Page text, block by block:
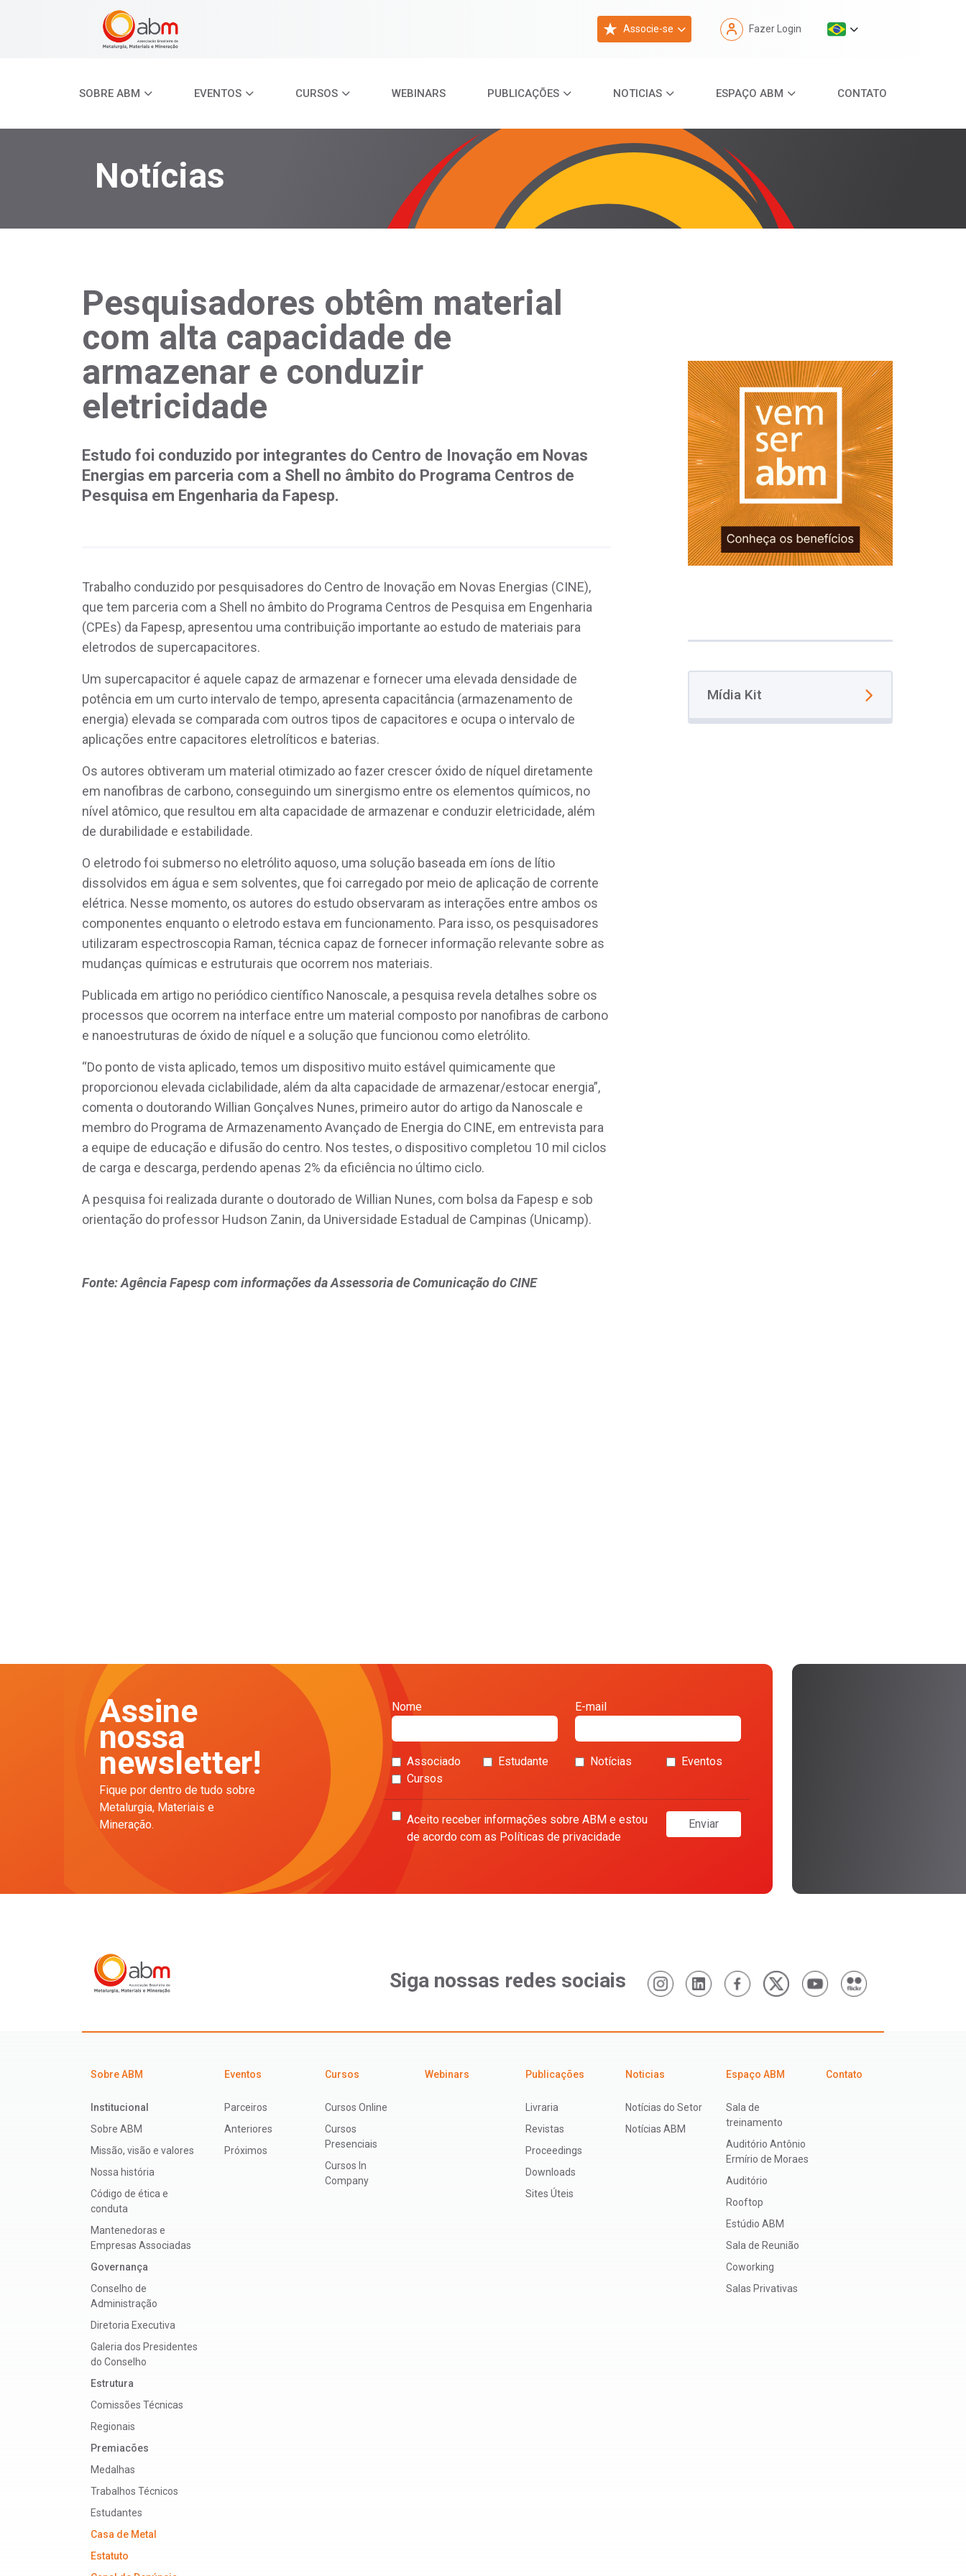
Associe-se Fazer Login
SOBRE ABM EVENTOS CURSOS WEBINARS PUBLICAÇÕES NOTICIAS ESPAÇO ABM CONTATO
Notícias
Pesquisadores obtêm material
com alta capacidade de
armazenar e conduzir
eletricidade
Estudo foi conduzido por integrantes do Centro de Inovação em Novas
Energias em parceria com a Shell no âmbito do Programa Centros de
Pesquisa em Engenharia da Fapesp.
Trabalho conduzido por pesquisadores do Centro de Inovação em Novas Energias (CINE),
que tem parceria com a Shell no âmbito do Programa Centros de Pesquisa em Engenharia
(CPEs) da Fapesp, apresentou uma contribuição importante ao estudo de materiais para
eletrodos de supercapacitores.
Um supercapacitor é aquele capaz de armazenar e fornecer uma elevada densidade de
potência em um curto intervalo de tempo, apresenta capacitância (armazenamento de
energia) elevada se comparada com outros tipos de capacitores e ocupa o intervalo de
aplicações entre capacitores eletrolíticos e baterias.
Os autores obtiveram um material otimizado ao fazer crescer óxido de níquel diretamente
em nanofibras de carbono, conseguindo um sinergismo entre os elementos químicos, no
nível atômico, que resultou em alta capacidade de armazenar e conduzir eletricidade, além
de durabilidade e estabilidade.
O eletrodo foi submerso no eletrólito aquoso, uma solução baseada em íons de lítio
dissolvidos em água e sem solventes, que foi carregado por meio de aplicação de corrente
elétrica. Nesse momento, os autores do estudo observaram as interações entre ambos os
componentes enquanto o eletrodo estava em funcionamento. Para isso, os pesquisadores
utilizaram espectroscopia Raman, técnica capaz de fornecer informação relevante sobre as
mudanças químicas e estruturais que ocorrem nos materiais.
Publicada em artigo no periódico científico Nanoscale, a pesquisa revela detalhes sobre os
processos que ocorrem na interface entre um material composto por nanofibras de carbono
e nanoestruturas de óxido de níquel e a solução que funcionou como eletrólito.
“Do ponto de vista aplicado, temos um dispositivo muito estável quimicamente que
proporcionou elevada ciclabilidade, além da alta capacidade de armazenar/estocar energia”,
comenta o doutorando Willian Gonçalves Nunes, primeiro autor do artigo da Nanoscale e
membro do Programa de Armazenamento Avançado de Energia do CINE, em entrevista para
a equipe de educação e difusão do centro. Nos testes, o dispositivo completou 10 mil ciclos
de carga e descarga, perdendo apenas 2% da eficiência no último ciclo.
A pesquisa foi realizada durante o doutorado de Willian Nunes, com bolsa da Fapesp e sob
orientação do professor Hudson Zanin, da Universidade Estadual de Campinas (Unicamp).
Fonte: Agência Fapesp com informações da Assessoria de Comunicação do CINE
Mídia Kit
Assine
nossa
newsletter!
Fique por dentro de tudo sobre
Metalurgia, Materiais e
Mineração.
Nome E-mail
Associado Estudante Notícias
Eventos
Cursos
Aceito receber informações sobre ABM e estou
de acordo com as Políticas de privacidade
Enviar
Siga nossas redes sociais
Sobre ABM
Institucional
Sobre ABM
Missão, visão e valores
Nossa história
Código de ética e
conduta
Mantenedoras e
Empresas Associadas
Governança
Conselho de
Administração
Diretoria Executiva
Galeria dos Presidentes
do Conselho
Estrutura
Comissões Técnicas
Regionais
Premiacões
Medalhas
Trabalhos Técnicos
Estudantes
Casa de Metal
Estatuto
Eventos
Parceiros
Anteriores
Próximos
Cursos
Cursos Online
Cursos
Presenciais
Cursos In
Company
Webinars Publicações
Livraria
Revistas
Proceedings
Downloads
Sites Úteis
Noticias
Notícias do Setor
Notícias ABM
Espaço ABM
Sala de
treinamento
Auditório Antônio
Ermírio de Moraes
Auditório
Rooftop
Estúdio ABM
Sala de Reunião
Coworking
Salas Privativas
Contato